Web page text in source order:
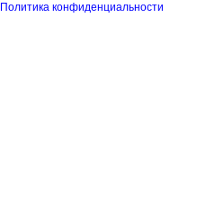
Политика конфиденциальности